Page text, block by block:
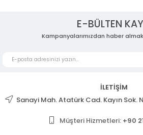
E-BÜLTEN
Kampanyalarımızdan haber
İLETİŞİM
Sanayi Mah. Atatürk Cad. Kayın Sok.
Müşteri Hizmetleri: +90